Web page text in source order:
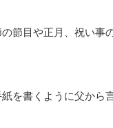
節目や正月、祝い事
を書くように父から